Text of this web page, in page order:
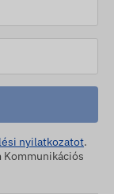
nyilatkozatot.
Kommunikációs